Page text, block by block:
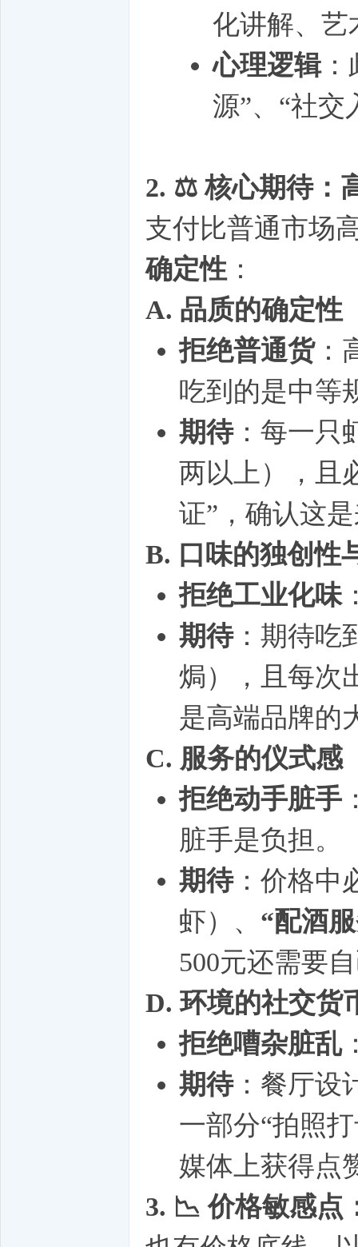
化讲解、艺
心理逻辑：
源”、“社交
2. ⚖️ 核心期待：
支付比普通市场
确定性 ：
A. 品质的确定性
拒绝普通货：
吃到的是中等
期待：每一只
两以上），且
证”，确认这
B. 口味的独创性
拒绝工业化味
期待：期待吃
焗），且每次
是高端品牌的
C. 服务的仪式感
拒绝动手脏手
脏手是负担。
期待：价格中
虾）、 “配酒
500元还需要
D. 环境的社交货
拒绝嘈杂脏乱
期待：餐厅设
一部分“拍照
媒体上获得点
3. 📉 价格敏感点